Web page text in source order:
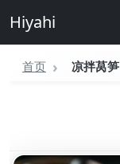
Hiyahi
首页 凉拌莴笋